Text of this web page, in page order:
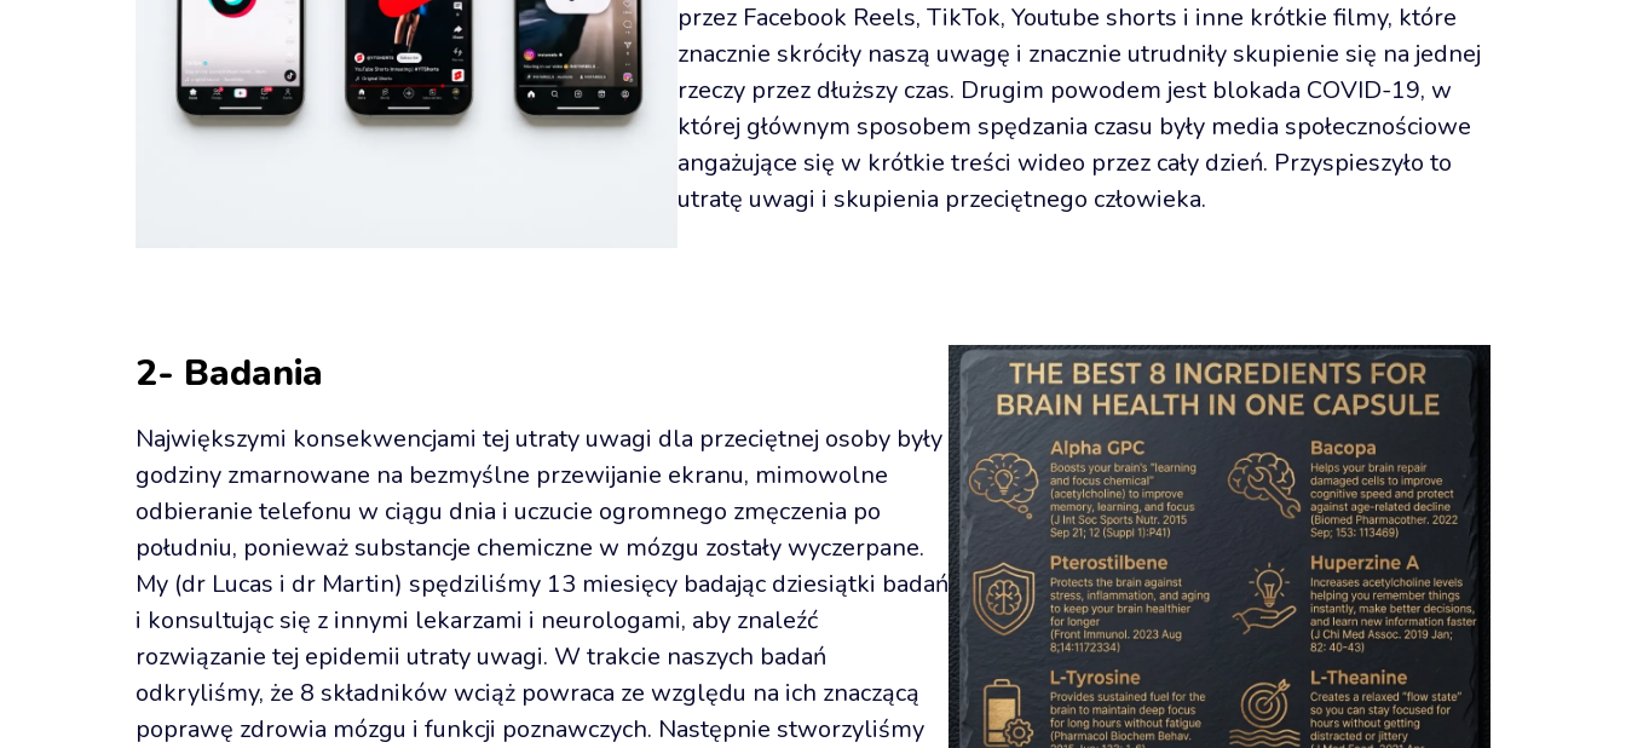
przez Facebook Reels, TikTok, Youtube shorts i inne krótkie filmy, które
znacznie skróciły naszą uwagę i znacznie utrudniły skupienie się na jednej
rzeczy przez dłuższy czas. Drugim powodem jest blokada COVID-19, w
której głównym sposobem spędzania czasu były media społecznościowe
angażujące się w krótkie treści wideo przez cały dzień. Przyspieszyło to
utratę uwagi i skupienia przeciętnego człowieka.
2- Badania
Największymi konsekwencjami tej utraty uwagi dla przeciętnej osoby były
godziny zmarnowane na bezmyślne przewijanie ekranu, mimowolne
odbieranie telefonu w ciągu dnia i uczucie ogromnego zmęczenia po
południu, ponieważ substancje chemiczne w mózgu zostały wyczerpane.
My (dr Lucas i dr Martin) spędziliśmy 13 miesięcy badając dziesiątki badań
i konsultując się z innymi lekarzami i neurologami, aby znaleźć
rozwiązanie tej epidemii utraty uwagi. W trakcie naszych badań
odkryliśmy, że 8 składników wciąż powraca ze względu na ich znaczącą
poprawę zdrowia mózgu i funkcji poznawczych. Następnie stworzyliśmy